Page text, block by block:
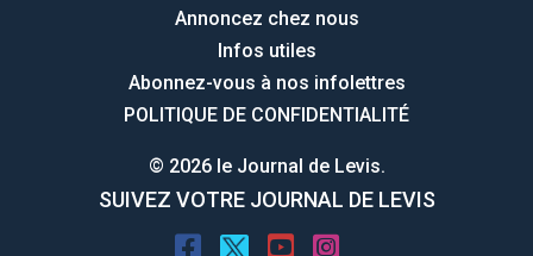
Annoncez chez nous
Infos utiles
Abonnez-vous à nos infolettres
POLITIQUE DE CONFIDENTIALITÉ
© 2026 le Journal de Levis.
SUIVEZ VOTRE JOURNAL DE LEVIS